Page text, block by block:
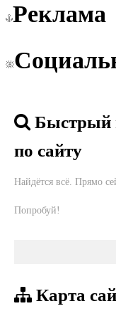
Реклама
Быстрый
по сайту
Найдётся всё. Прямо
Попробуй!
Карта